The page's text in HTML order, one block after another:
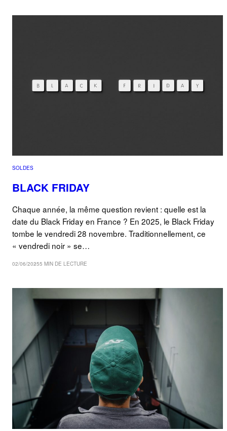
SOLDES
BLACK FRIDAY
Chaque année, la même question revient : quelle est la
date du Black Friday en France ? En 2025, le Black Friday
tombe le vendredi 28 novembre. Traditionnellement, ce
« vendredi noir » se…
02/06/20255 MIN DE LECTURE